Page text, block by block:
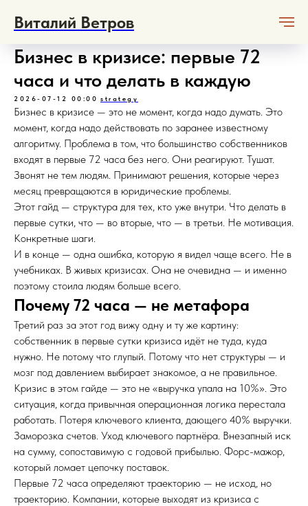
Виталий Ветров
Бизнес в кризисе: первые 72
часа и что делать в каждую
2026-07-12 00:00 strategy
Бизнес в кризисе — это не момент, когда надо думать. Это
момент, когда надо действовать по заранее известному
алгоритму. Проблема в том, что большинство собственников
входят в первые 72 часа без него. Они реагируют. Тушат.
Звонят не тем людям. Принимают решения, которые через
месяц превращаются в юридические проблемы.
Этот гайд — структура для тех, кто уже внутри. Что делать в
первые сутки, что — во вторые, что — в третьи. Не мотивация.
Конкретные шаги.
И в конце — одна ошибка, которую я видел чаще всего. Не в
учебниках. В живых кризисах. Она не очевидна — и именно
поэтому стоила людям больше всего.
Почему 72 часа — не метафора
Третий раз за этот год вижу одну и ту же картину:
собственник в первые сутки кризиса идёт не туда, куда
нужно. Не потому что глупый. Потому что нет структуры — и
мозг под давлением выбирает знакомое, а не правильное.
Кризис в этом гайде — это не «выручка упала на 10%». Это
ситуация, когда привычная операционная логика перестала
работать. Потеря ключевого клиента, дающего 40% выручки.
Заморозка счетов. Уход ключевого партнёра. Внезапный иск
на сумму, сопоставимую с годовой прибылью. Форс-мажор,
который ломает цепочку поставок.
Первые 72 часа определяют траекторию — не исход, но
траекторию. Компании, которые выходят из кризиса с